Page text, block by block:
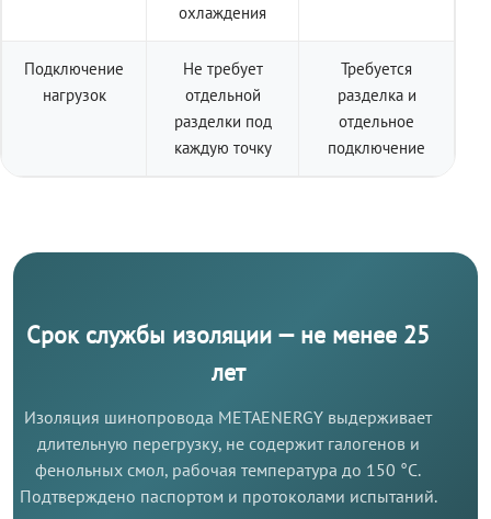
охлаждения
Подключение
нагрузок
Не требует
отдельной
разделки под
каждую точку
Требуется
разделка и
отдельное
подключение
Срок службы изоляции — не менее 25
лет
Изоляция шинопровода METAENERGY выдерживает
длительную перегрузку, не содержит галогенов и
фенольных смол, рабочая температура до 150 °C.
Подтверждено паспортом и протоколами испытаний.